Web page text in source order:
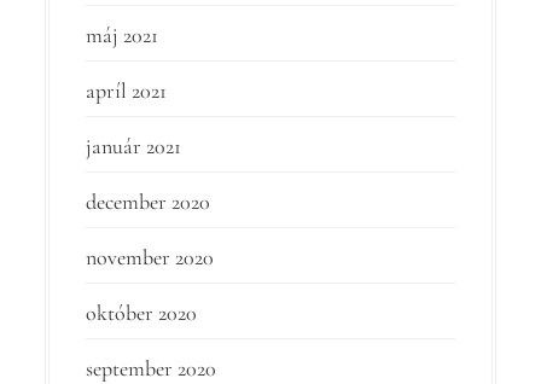
máj 2021
apríl 2021
január 2021
december 2020
november 2020
október 2020
september 2020